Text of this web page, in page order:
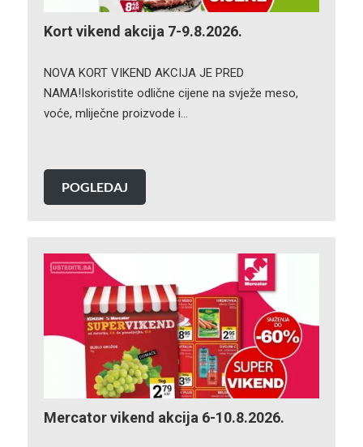
Kort vikend akcija 7-9.8.2026.
NOVA KORT VIKEND AKCIJA JE PRED
NAMA!Iskoristite odlične cijene na svježe meso,
voće, mliječne proizvode i…
POGLEDAJ
Mercator vikend akcija 6-10.8.2026.